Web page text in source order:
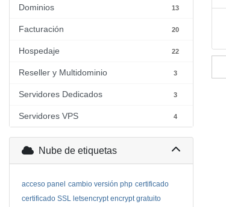
Dominios 13
Facturación 20
Hospedaje 22
Reseller y Multidominio 3
Servidores Dedicados 3
Servidores VPS 4
Nube de etiquetas
acceso panel cambio versión php certificado
certificado SSL letsencrypt encrypt gratuito